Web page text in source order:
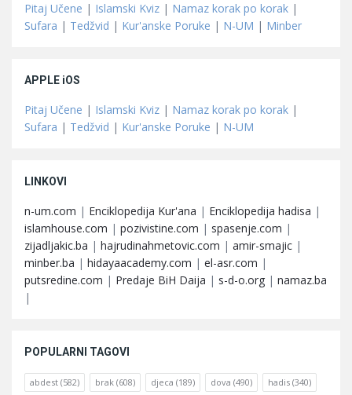
Pitaj Učene | Islamski Kviz | Namaz korak po korak |
Sufara | Tedžvid | Kur'anske Poruke | N-UM | Minber
APPLE iOS
Pitaj Učene | Islamski Kviz | Namaz korak po korak |
Sufara | Tedžvid | Kur'anske Poruke | N-UM
LINKOVI
n-um.com | Enciklopedija Kur'ana | Enciklopedija hadisa |
islamhouse.com | pozivistine.com | spasenje.com |
zijadljakic.ba | hajrudinahmetovic.com | amir-smajic |
minber.ba | hidayaacademy.com | el-asr.com |
putsredine.com | Predaje BiH Daija | s-d-o.org | namaz.ba
|
POPULARNI TAGOVI
abdest (582) brak (608) djeca (189) dova (490) hadis (340)